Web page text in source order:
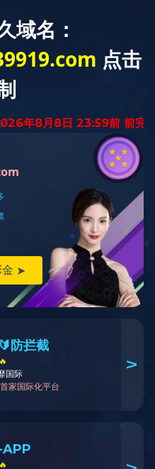
安博平台 安博（中